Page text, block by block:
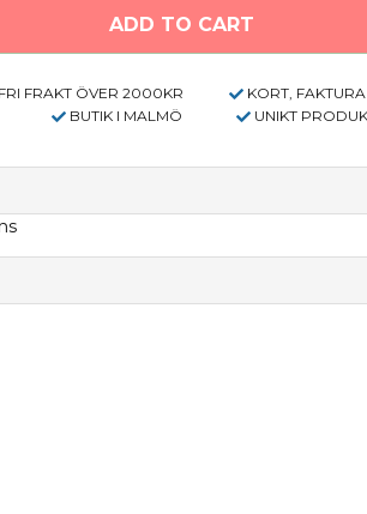
ADD TO CART
FRI FRAKT ÖVER 2000KR
KORT,
BUTIK I MALMÖ UNIKT